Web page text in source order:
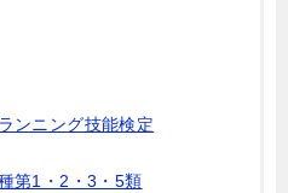
ンニング技能検定
第1・2・3・5類